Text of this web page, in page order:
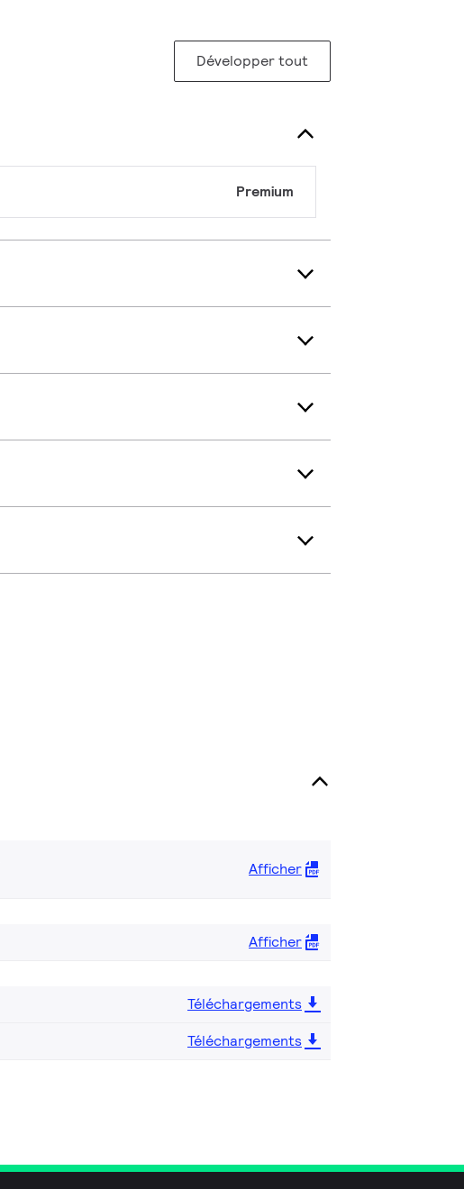
Développer tout
Premium
Afficher
Afficher
Téléchargements
Téléchargements